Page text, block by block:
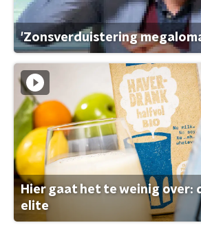
'Zonsverduistering
Hier gaat het te weinig over:
elite